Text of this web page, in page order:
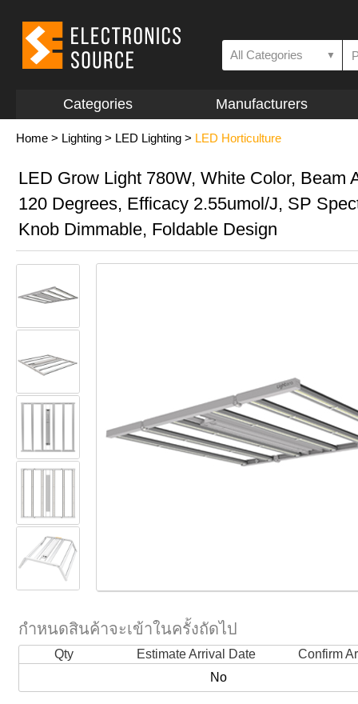
All Categories ▼
Categories Manufacturers
Home > Lighting > LED Lighting > LED Horticulture
LED Grow Light 780W, White Color, Beam
120 Degrees, Efficacy 2.55umol/J, SP
Knob Dimmable, Foldable Design
กำหนดสินค้าจะเข้าในครั้งถัดไป
Qty Estimate Arrival Date
Confirm
No